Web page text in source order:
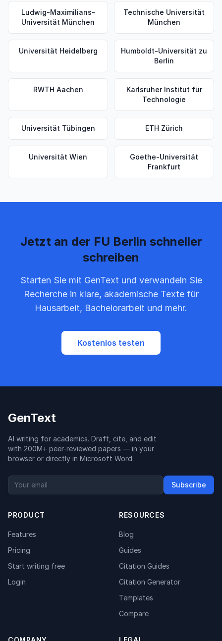
Ludwig-Maximilians-
Universität München
Technische Universität
München
Universität Heidelberg
Humboldt-Universität zu
Berlin
RWTH Aachen
Karlsruher Institut für
Technologie
Universität Tübingen ETH Zürich
Universität Wien
Goethe-Universität
Frankfurt
Jetzt an der FU Berlin schneller
schreiben
Starten Sie mit GenText und verwandeln Sie
Recherche in klare, akademische Texte für
Hausarbeit, Bachelorarbeit und mehr.
Kostenlos testen
GenText
AI writing for academics. Draft, cite, and edit
with 200M+ peer-reviewed papers — in your
browser or directly in Microsoft Word.
Subscribe
PRODUCT
Features
Pricing
Start writing free
Login
RESOURCES
Blog
Guides
Citation Guides
Citation Generator
Templates
Compare